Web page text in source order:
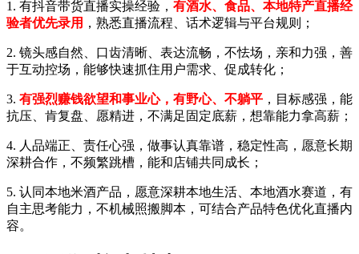
1. 有抖音带货直播实操经验， 有酒水、食品、本地特产直播经
验者优先录用 ，熟悉直播流程、话术逻辑与平台规则；
2. 镜头感自然、口齿清晰、表达流畅，不怯场，亲和力强，善
于互动控场，能够快速抓住用户需求、促成转化；
3. 有强烈赚钱欲望和事业心，有野心、不躺平 ，目标感强，能
抗压、肯复盘、愿精进，不满足固定底薪，想靠能力拿高薪；
4. 人品端正、责任心强，做事认真靠谱，稳定性高，愿意长期
深耕合作，不频繁跳槽，能和店铺共同成长；
5. 认同本地米酒产品，愿意深耕本地生活、本地酒水赛道，有
自主思考能力，不机械照搬脚本，可结合产品特色优化直播内
容。